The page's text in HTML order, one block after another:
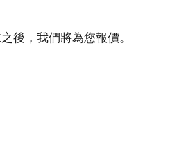
後，我們將為您報價。